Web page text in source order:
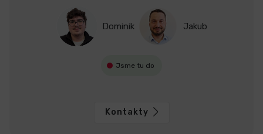
Dominik Jakub
Jsme tu do
Kontakty